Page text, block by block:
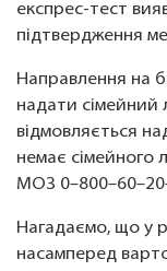
експрес-тест
підтвердження
Направлення на
надати сімейний
відмовляється
немає сімейного
МОЗ
Нагадаємо, що у
насамперед